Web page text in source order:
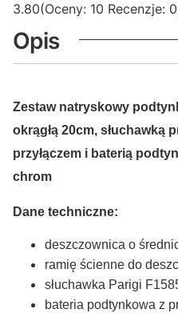
3.80(Oceny: 10 Recenzje:
Opis
Zestaw natryskowy
okrągłą 20cm, słuchawką
przyłączem i baterią
chrom
Dane techniczne:
deszczownica o
ramię ścienne do
słuchawka Parigi
bateria podtynkowa z